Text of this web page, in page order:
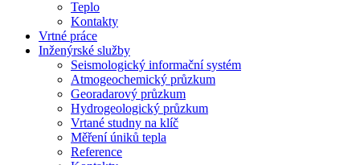
Teplo
Kontakty
Vrtné práce
Inženýrské služby
Seismologický informační systém
Atmogeochemický průzkum
Georadarový průzkum
Hydrogeologický průzkum
Vrtané studny na klíč
Měření úniků tepla
Reference